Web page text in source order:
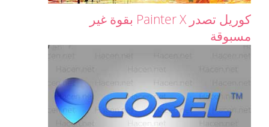
كوريل تصدر Painter X بقوة غير
مسبوقة